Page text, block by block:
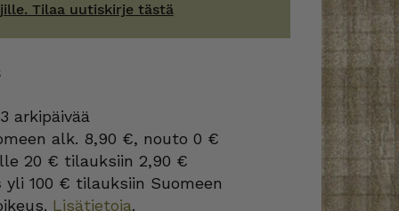
Tilaa uutiskirje tästä
arkipäivää
alk. 8,90 €, nouto 0 €
20 € tilauksiin 2,90 €
yli 100 € tilauksiin Suomeen
Lisätietoja.